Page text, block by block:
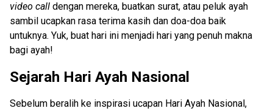
video call dengan mereka, buatkan surat, atau peluk ayah
sambil ucapkan rasa terima kasih dan doa-doa baik
untuknya. Yuk, buat hari ini menjadi hari yang penuh makna
bagi ayah!
Sejarah Hari Ayah Nasional
Sebelum beralih ke inspirasi ucapan Hari Ayah Nasional,